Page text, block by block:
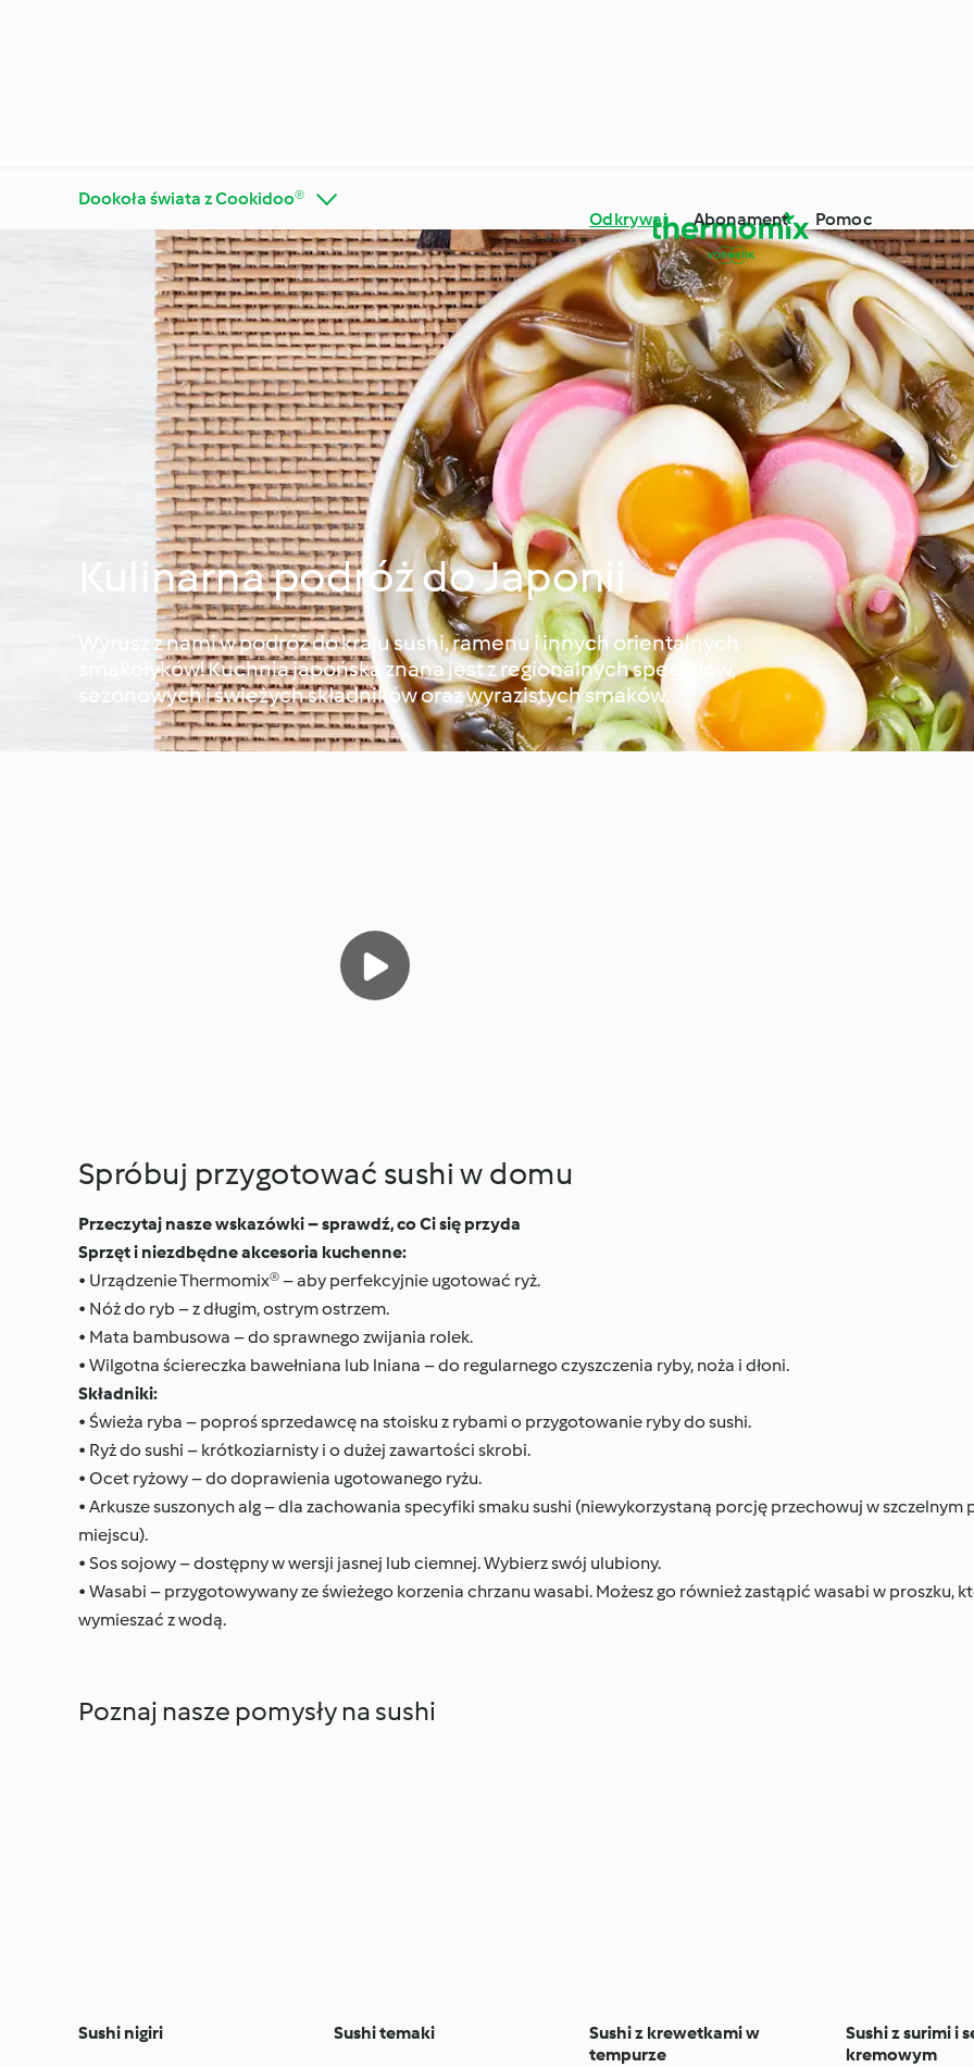
Odkrywaj Abonament Pomoc
Dookoła świata z Cookidoo®
Poznaj platformę
Cookidoo®
Thermomix® - porady i
wskazówki
Składniki
Diety i trendy kulinarne Specjalne okazje i pory roku
Dookoła świata z
Cookidoo®
Kulinarna podróż do Japonii
Wyrusz z nami w podróż do kraju sushi, ramenu i innych orientalnych
smakołyków! Kuchnia japońska znana jest z regionalnych specjałów,
sezonowych i świeżych składników oraz wyrazistych smaków.
Spróbuj przygotować sushi w domu
Przeczytaj nasze wskazówki – sprawdź, co Ci się przyda
Sprzęt i niezdbędne akcesoria kuchenne:
• Urządzenie Thermomix® – aby perfekcyjnie ugotować ryż.
• Nóż do ryb – z długim, ostrym ostrzem.
• Mata bambusowa – do sprawnego zwijania rolek.
• Wilgotna ściereczka bawełniana lub lniana – do regularnego czyszczenia ryby, noża i dłoni.
Składniki:
• Świeża ryba – poproś sprzedawcę na stoisku z rybami o przygotowanie ryby do sushi.
• Ryż do sushi – krótkoziarnisty i o dużej zawartości skrobi.
• Ocet ryżowy – do doprawienia ugotowanego ryżu.
• Arkusze suszonych alg – dla zachowania specyfiki smaku sushi (niewykorzystaną porcję przechowuj w szczelnym
miejscu).
• Sos sojowy – dostępny w wersji jasnej lub ciemnej. Wybierz swój ulubiony.
• Wasabi – przygotowywany ze świeżego korzenia chrzanu wasabi. Możesz go również zastąpić wasabi w proszku,
wymieszać z wodą.
Poznaj nasze pomysły na sushi
Sushi nigiri Sushi temaki
Sushi z krewetkami w
tempurze
Sushi z surimi i
kremowym